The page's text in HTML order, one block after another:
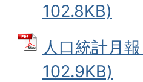
102.8KB)
人口統計月
102.9KB)